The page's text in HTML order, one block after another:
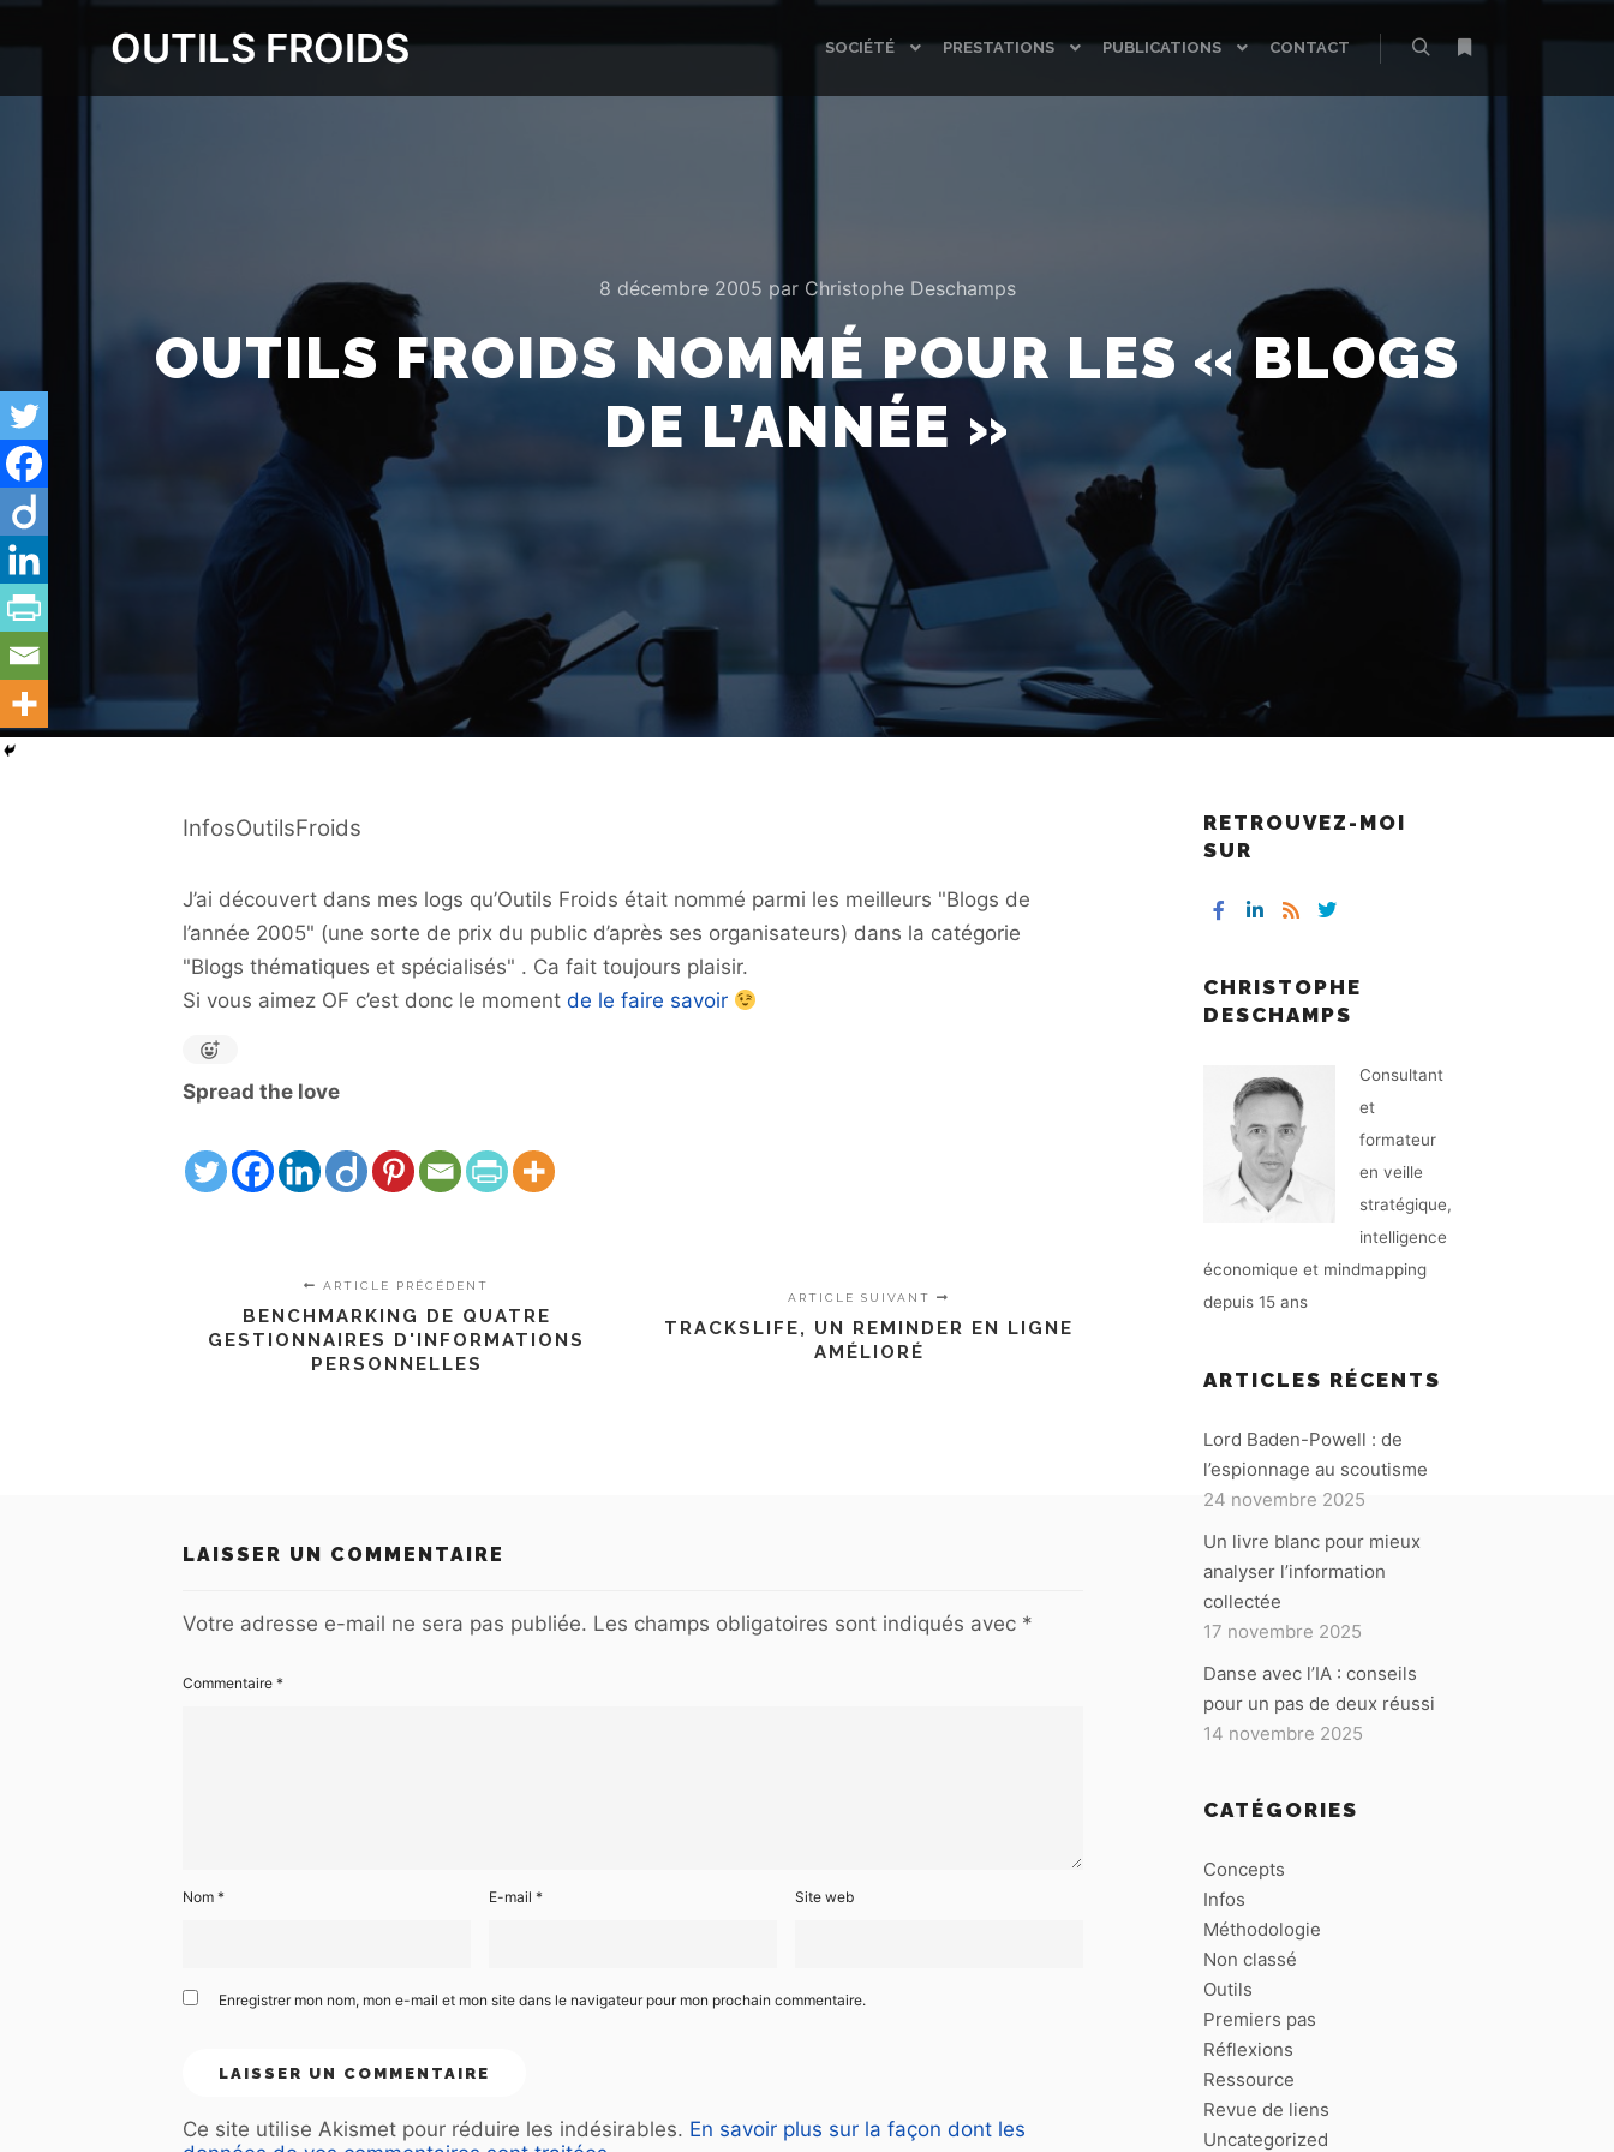
OUTILS FROIDS SOCIÉTÉ PRESTATIONS PUBLICATIONS
CONTACT
8 décembre 2005 par Christophe Deschamps
OUTILS FROIDS NOMMÉ POUR LES « BLOGS
DE L’ANNÉE »
InfosOutilsFroids
J’ai découvert dans mes logs qu’Outils Froids était nommé parmi les meilleurs "Blogs de
l’année 2005" (une sorte de prix du public d’après ses organisateurs) dans la catégorie
"Blogs thématiques et spécialisés" . Ca fait toujours plaisir.
Si vous aimez OF c’est donc le moment de le faire savoir
Spread the love
ARTICLE PRÉCÉDENT
BENCHMARKING DE QUATRE
GESTIONNAIRES D'INFORMATIONS
PERSONNELLES
ARTICLE SUIVANT
TRACKSLIFE, UN REMINDER EN LIGNE
AMÉLIORÉ
LAISSER UN COMMENTAIRE
Votre adresse e-mail ne sera pas publiée. Les champs obligatoires sont indiqués avec *
Commentaire *
Nom * E-mail * Site web
Enregistrer mon nom, mon e-mail et mon site dans le navigateur pour mon prochain commentaire.
Ce site utilise Akismet pour réduire les indésirables. En savoir plus sur la façon dont les
RETROUVEZ-MOI
SUR
CHRISTOPHE
DESCHAMPS
Consultant
et
formateur
en veille
stratégique,
intelligence
économique et mindmapping
depuis 15 ans
ARTICLES RÉCENTS
Lord Baden-Powell : de
l’espionnage au scoutisme
24 novembre 2025
Un livre blanc pour mieux
analyser l’information
collectée
17 novembre 2025
Danse avec l’IA : conseils
pour un pas de deux réussi
14 novembre 2025
CATÉGORIES
Concepts
Infos
Méthodologie
Non classé
Outils
Premiers pas
Réflexions
Ressource
Revue de liens
Uncategorized